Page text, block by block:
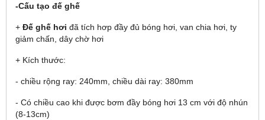
-Cấu tạo đế ghế
+ Đế ghế hơi đã tích hơp đầy đủ bóng hơi, van chia hơi, ty
giảm chấn, dây chờ hơi
+ Kích thước:
- chiều rộng ray: 240mm, chiều dài ray: 380mm
- Có chiều cao khi được bơm đầy bóng hơi 13 cm với độ nhún
(8-13cm)